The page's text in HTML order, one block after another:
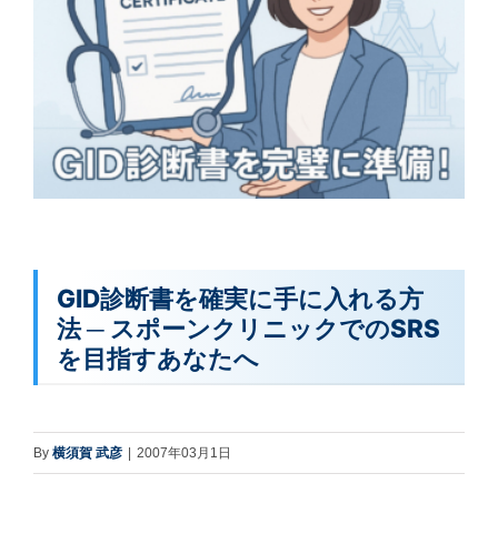
GID診断書を確実に手に入れる方
法 ─ スポーンクリニックでのSRS
を目指すあなたへ
By 横須賀 武彦 2007年03月1日